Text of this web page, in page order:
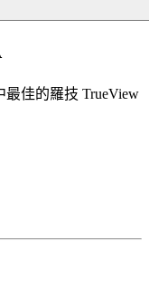
佳的羅技 TrueView